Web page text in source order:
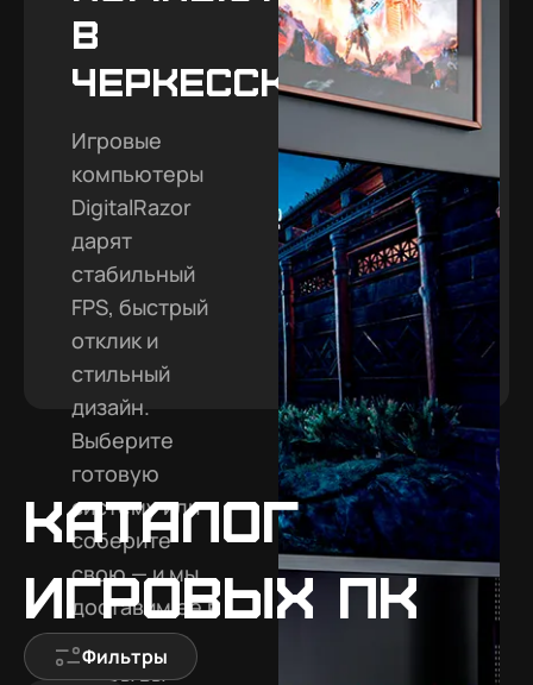
в
Черкесске
Игровые
компьютеры
DigitalRazor
дарят
стабильный
FPS, быстрый
отклик и
стильный
дизайн.
Выберите
готовую
систему или
соберите
свою — и мы
доставим её в
Черкесск,
чтобы вы
Каталог
игровых ПК
Фильтры